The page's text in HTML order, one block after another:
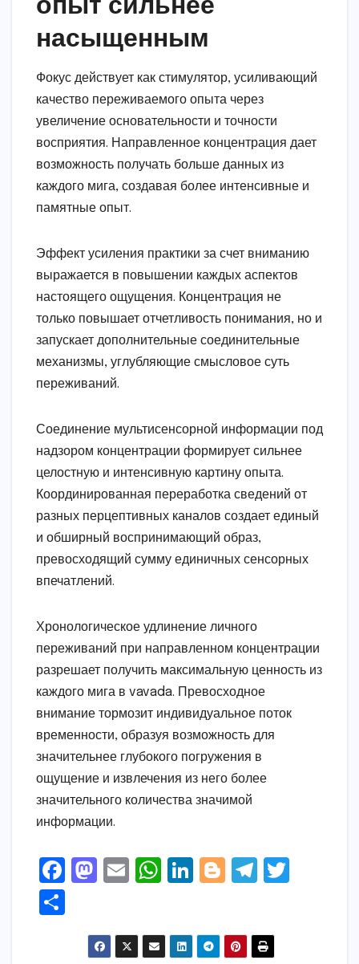
насыщенным
Фокус действует как стимулятор, усиливающий
качество переживаемого опыта через
увеличение основательности и точности
восприятия. Направленное концентрация дает
возможность получать больше данных из
каждого мига, создавая более интенсивные и
памятные опыт.
Эффект усиления практики за счет вниманию
выражается в повышении каждых аспектов
настоящего ощущения. Концентрация не
только повышает отчетливость понимания, но и
запускает дополнительные соединительные
механизмы, углубляющие смысловое суть
переживаний.
Соединение мультисенсорной информации под
надзором концентрации формирует сильнее
целостную и интенсивную картину опыта.
Координированная переработка сведений от
разных перцептивных каналов создает единый
и обширный воспринимающий образ,
превосходящий сумму единичных сенсорных
впечатлений.
Хронологическое удлинение личного
переживаний при направленном концентрации
разрешает получить максимальную ценность из
каждого мига в vavada. Превосходное
внимание тормозит индивидуальное поток
временности, образуя возможность для
значительнее глубокого погружения в
ощущение и извлечения из него более
значительного количества значимой
информации.
F
M
t
E
l
W
ts
Li
e
Bl
g
T
gr
ar